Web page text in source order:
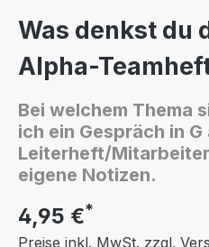
Was denkst du
Alpha-
Bei welchem Thema
ich ein Gespräch in G
Leiterheft/
eigene Notizen.
4,95 €*
Preise inkl. MwSt. zzgl.